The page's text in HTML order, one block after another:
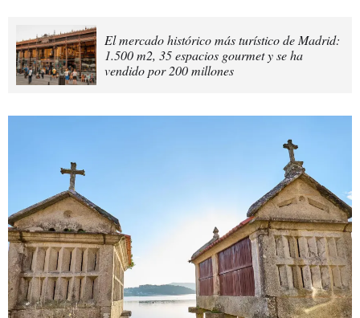
El mercado histórico más turístico de Madrid:
1.500 m2, 35 espacios gourmet y se ha
vendido por 200 millones